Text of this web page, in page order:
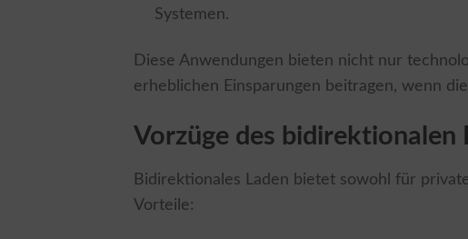
Systemen.
Diese Anwendungen bieten nicht nur
erheblichen Einsparungen beitragen, wenn
Vorzüge des bidirektionalen
Bidirektionales Laden bietet sowohl für
Vorteile: